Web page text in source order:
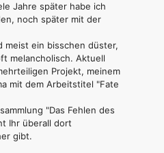
Jahre später habe ich
noch später mit der
meist ein bisschen düster,
melancholisch. Aktuell
Projekt, meinem
mit dem Arbeitstitel "Fate
"Das Fehlen des
Ihr überall dort
gibt.